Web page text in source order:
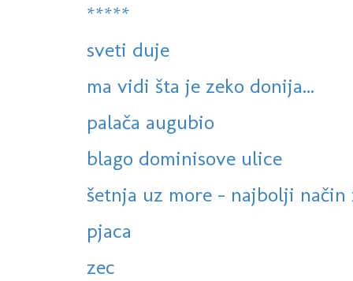
*****
sveti duje
ma vidi šta je zeko donija...
palača augubio
blago dominisove ulice
šetnja uz more - najbolji način
pjaca
zec